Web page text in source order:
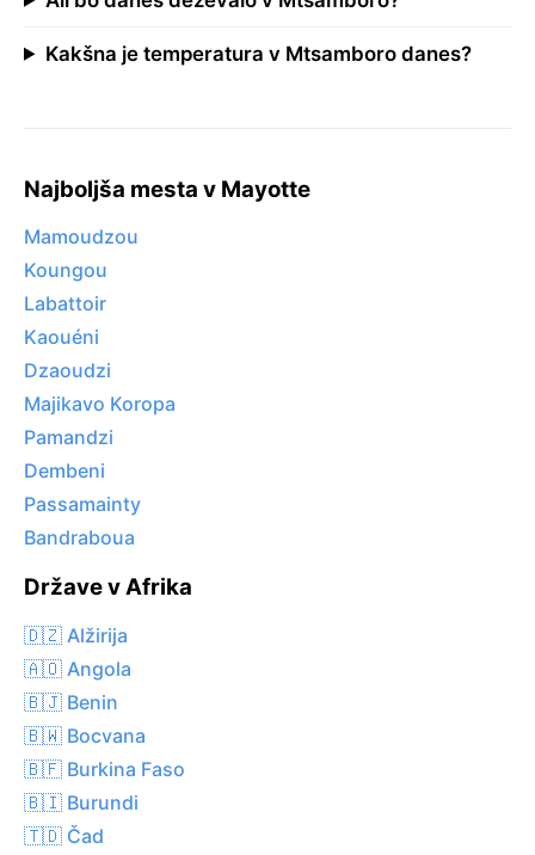
Kakšna je temperatura v Mtsamboro danes?
Najboljša mesta v Mayotte
Mamoudzou
Koungou
Labattoir
Kaouéni
Dzaoudzi
Majikavo Koropa
Pamandzi
Dembeni
Passamainty
Bandraboua
Države v Afrika
🇩🇿 Alžirija
🇦🇴 Angola
🇧🇯 Benin
🇧🇼 Bocvana
🇧🇫 Burkina Faso
🇧🇮 Burundi
🇹🇩 Čad